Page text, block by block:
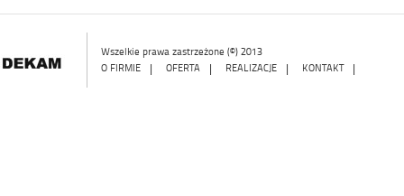
Wszelkie prawa zastrzeżone (©) 2013
O FIRMIE
OFERTA REALIZACJE KONTAKT